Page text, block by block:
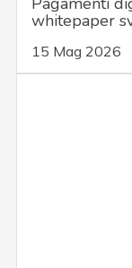
whitepaper
15 Mag 2026